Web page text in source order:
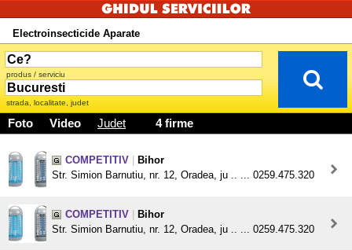
Electroinsecticide Aparate
produs / serviciu
strada, localitate, judet
Foto Video Judet 4 firme
COMPETITIV
Bihor
Str. Simion Barnutiu, nr. 12, Oradea, ju .. ... 0259.475.320
COMPETITIV
Bihor
Str. Simion Barnutiu, nr. 12, Oradea, ju .. ... 0259.475.320